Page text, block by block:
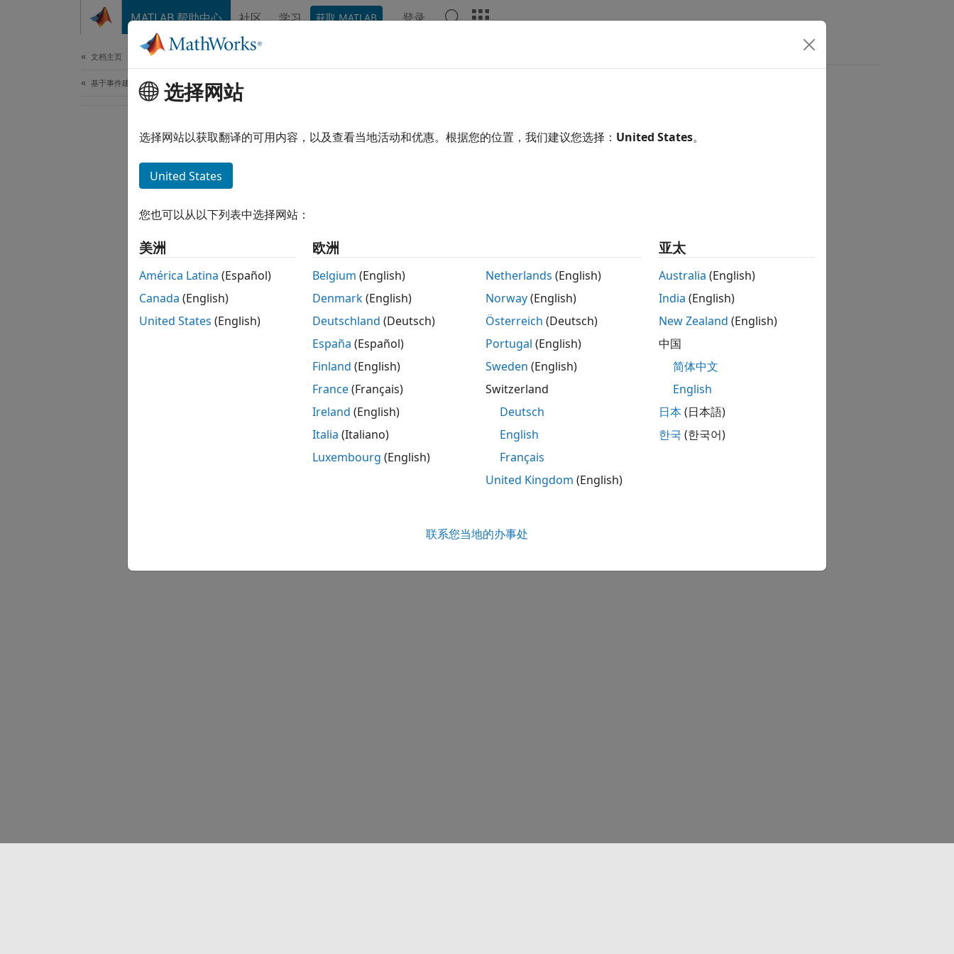
MATLAB 帮助中心 社区 学习 获取 MATLAB 登录
文档主页
基于事件建模 选择网站
选择网站以获取翻译的可用内容，以及查看当地活动和优惠。根据您的位置，我们建议您选择： United States。
United States
您也可以从以下列表中选择网站：
美洲
América Latina (Español)
Canada (English)
United States (English)
欧洲
Belgium (English)
Denmark(English)
Deutschland (Deutsch)
España (Español)
Finland (English)
France(Français)
Ireland (English)
Italia (Italiano)
Luxembourg (English)
Netherlands (English)
Norway(English)
Österreich (Deutsch)
Portugal (English)
Sweden (English)
Switzerland
Deutsch
English
Français
United Kingdom (English)
亚太
Australia (English)
India (English)
New Zealand (English)
中国
简体中文
English
日本(日本語)
한국 (한국어)
联系您当地的办事处